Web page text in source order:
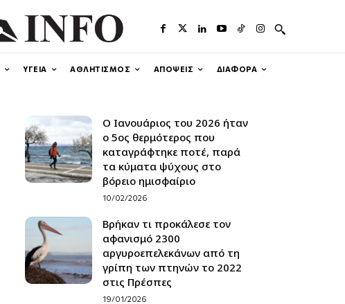
ΥΓΕΙΑ ΑΘΛΗΤΙΣΜΟΣ ΑΠΟΨΕΙΣ ΔΙΑΦΟΡΑ
Ο Ιανουάριος του 2026 ήταν
ο 5ος θερμότερος που
καταγράφτηκε ποτέ, παρά
τα κύματα ψύχους στο
βόρειο ημισφαίριο
10/02/2026
Βρήκαν τι προκάλεσε τον
αφανισμό 2300
αργυροεπελεκάνων από τη
γρίπη των πτηνών το 2022
στις Πρέσπες
19/01/2026